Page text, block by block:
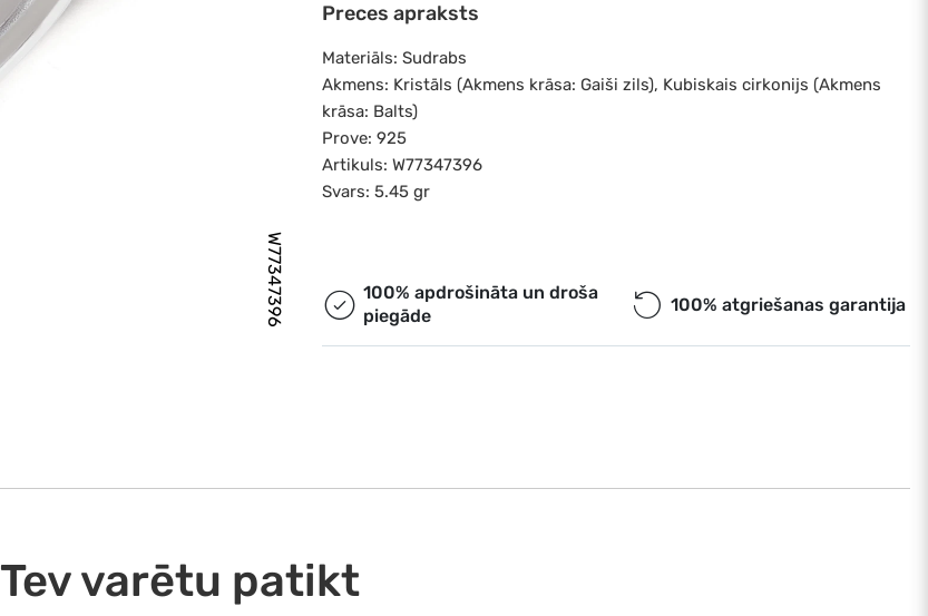
W77347396
Preces apraksts
Materiāls: Sudrabs
Akmens: Kristāls (Akmens krāsa: Gaiši zils), Kubiskais cirkonijs (Akmens
krāsa: Balts)
Prove: 925
Artikuls: W77347396
Svars: 5.45 gr
100% apdrošināta un droša
piegāde
100% atgriešanas garantija
Tev varētu patikt